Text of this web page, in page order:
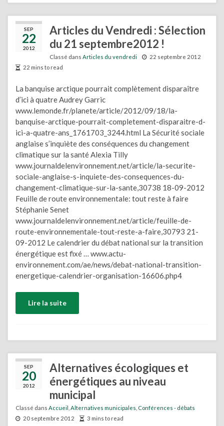
SEP
22
2012
Articles du Vendredi : Sélection
du 21 septembre2012 !
Classé dans Articles du vendredi
22 septembre 2012
22 mins to read
La banquise arctique pourrait complètement disparaître
d’ici à quatre Audrey Garric
www.lemonde.fr/planete/article/2012/09/18/la-
banquise-arctique-pourrait-completement-disparaitre-d-
ici-a-quatre-ans_1761703_3244.html La Sécurité sociale
anglaise s’inquiète des conséquences du changement
climatique sur la santé Alexia Tilly
www.journaldelenvironnement.net/article/la-securite-
sociale-anglaise-s-inquiete-des-consequences-du-
changement-climatique-sur-la-sante,30738 18-09-2012
Feuille de route environnementale: tout reste à faire
Stéphanie Senet
www.journaldelenvironnement.net/article/feuille-de-
route-environnementale-tout-reste-a-faire,30793 21-
09-2012 Le calendrier du débat national sur la transition
énergétique est fixé … www.actu-
environnement.com/ae/news/debat-national-transition-
energetique-calendrier-organisation-16606.php4
Lire la suite
SEP
20
2012
Alternatives écologiques et
énergétiques au niveau
municipal
Classé dans Accueil Alternatives municipales Conférences - débats
20 septembre 2012
3 mins to read